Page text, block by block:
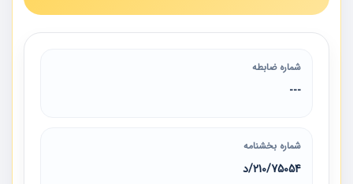
شماره ضابطه
---
شماره بخشنامه
210/75054/د